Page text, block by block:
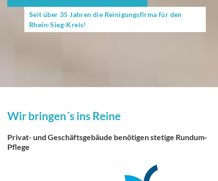
Seit über 35 Jahren die Reinigungsfirma für den
Rhein-Sieg-Kreis!
Wir bringen´s ins Reine
Privat- und Geschäftsgebäude benötigen stetige Rundum-
Pflege